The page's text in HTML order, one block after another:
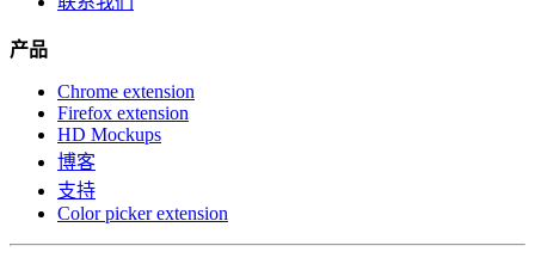
产品
Chrome extension
Firefox extension
HD Mockups
博客
支持
Color picker extension